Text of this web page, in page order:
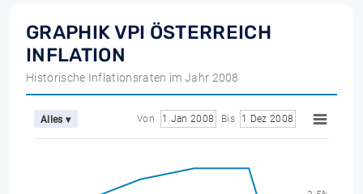
GRAPHIK VPI ÖSTERREICH
INFLATION
Historische Inflationsraten im Jahr 2008
Alles ▾ Von 1 Jan 2008 Bis 1 Dez 2008